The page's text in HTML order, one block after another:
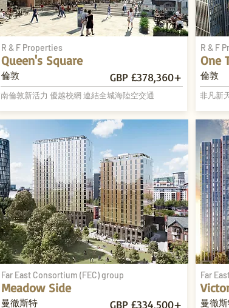
R & F Properties
Queen's Square
倫敦 GBP £378,360+
南倫敦新活力 優越校網 連結全城海陸空交通
Far East Consortium (FEC) group
Meadow Side
曼徹斯特 GBP £334,500+
R & F
One
倫敦
非凡新
Far
曼徹